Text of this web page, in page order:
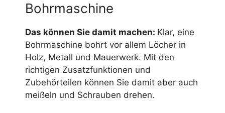
Bohrmaschine
Das können Sie damit machen: Klar, eine
Bohrmaschine bohrt vor allem Löcher in
Holz, Metall und Mauerwerk. Mit den
richtigen Zusatzfunktionen und
Zubehörteilen können Sie damit aber auch
meißeln und Schrauben drehen.